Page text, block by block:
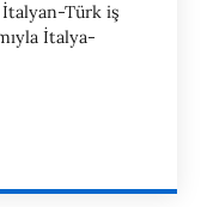
İtalyan-Türk iş
İtalya-